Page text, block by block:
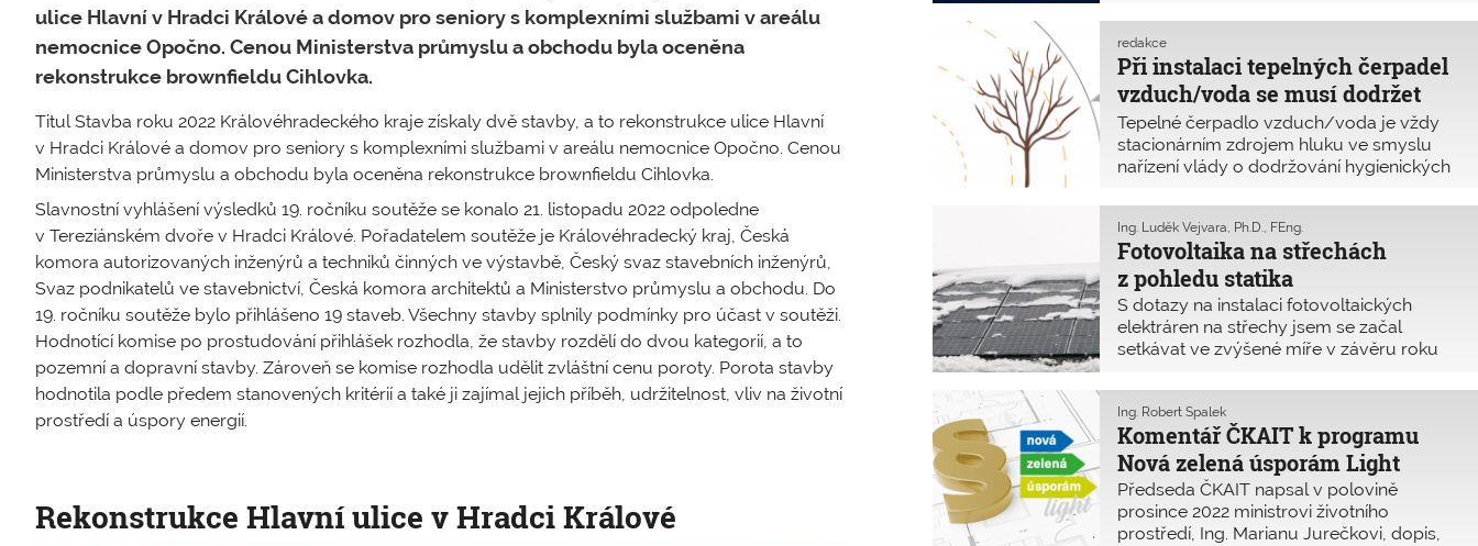
ulice Hlavní v Hradci Králové a domov pro seniory s komplexními službami v areálu
nemocnice Opočno. Cenou Ministerstva průmyslu a obchodu byla oceněna
rekonstrukce brownfieldu Cihlovka.
Titul Stavba roku 2022 Královéhradeckého kraje získaly dvě stavby, a to rekonstrukce ulice Hlavní
v Hradci Králové a domov pro seniory s komplexními službami v areálu nemocnice Opočno. Cenou
Ministerstva průmyslu a obchodu byla oceněna rekonstrukce brownfieldu Cihlovka.
Slavnostní vyhlášení výsledků 19. ročníku soutěže se konalo 21. listopadu 2022 odpoledne
v Tereziánském dvoře v Hradci Králové. Pořadatelem soutěže je Královéhradecký kraj, Česká
komora autorizovaných inženýrů a techniků činných ve výstavbě, Český svaz stavebních inženýrů,
Svaz podnikatelů ve stavebnictví, Česká komora architektů a Ministerstvo průmyslu a obchodu. Do
19. ročníku soutěže bylo přihlášeno 19 staveb. Všechny stavby splnily podmínky pro účast v soutěži.
Hodnotící komise po prostudování přihlášek rozhodla, že stavby rozdělí do dvou kategorií, a to
pozemní a dopravní stavby. Zároveň se komise rozhodla udělit zvláštní cenu poroty. Porota stavby
hodnotila podle předem stanovených kritérií a také ji zajímal jejich příběh, udržitelnost, vliv na životní
prostředí a úspory energií.
Rekonstrukce Hlavní ulice v Hradci Králové
když se přímo dotýká OZE, nepanovala
o něm větší povědomost. Na jeho nynější
aplikaci se reaguje poněkud rozpačitě.
Při instalaci tepelných čerpadel
vzduch/voda se musí dodržet
hygienické limity na hluk
redakce
Tepelné čerpadlo vzduch/voda je vždy
stacionárním zdrojem hluku ve smyslu
nařízení vlády o dodržování hygienických
Je třeba si uvědomit, že i když instalace
tepelného čerpadla již není předmětem
posouzení ze strany stavebního úřadu,
nezbavuje tato skutečnost vlastníka
odpovědnosti za plnění hygienických
limitů hluku a šetrnosti k sousedství podle
občanského zákoníku č. 89/2012 Sb.
Fotovoltaika na střechách
z pohledu statika
Ing. Luděk Vejvara, Ph.D., FEng.
S dotazy na instalaci fotovoltaických
elektráren na střechy jsem se začal
setkávat ve zvýšené míře v závěru roku
v projektové a statické kanceláři. Většina
dotazů je směřována na statický posudek
střechy pro osazení fotovoltaických
zařízení. Vzhledem k trendu podpory
technických a ekologických opatření
směřujícímu k úsporám energií je třeba se
tomuto problému podrobně věnovat.
Komentář ČKAIT k programu
Nová zelená úsporám Light
Ing. Robert Špalek
Předseda ČKAIT napsal v polovině
prosince 2022 ministrovi životního
prostředí, Ing. Marianu Jurečkovi, dopis,